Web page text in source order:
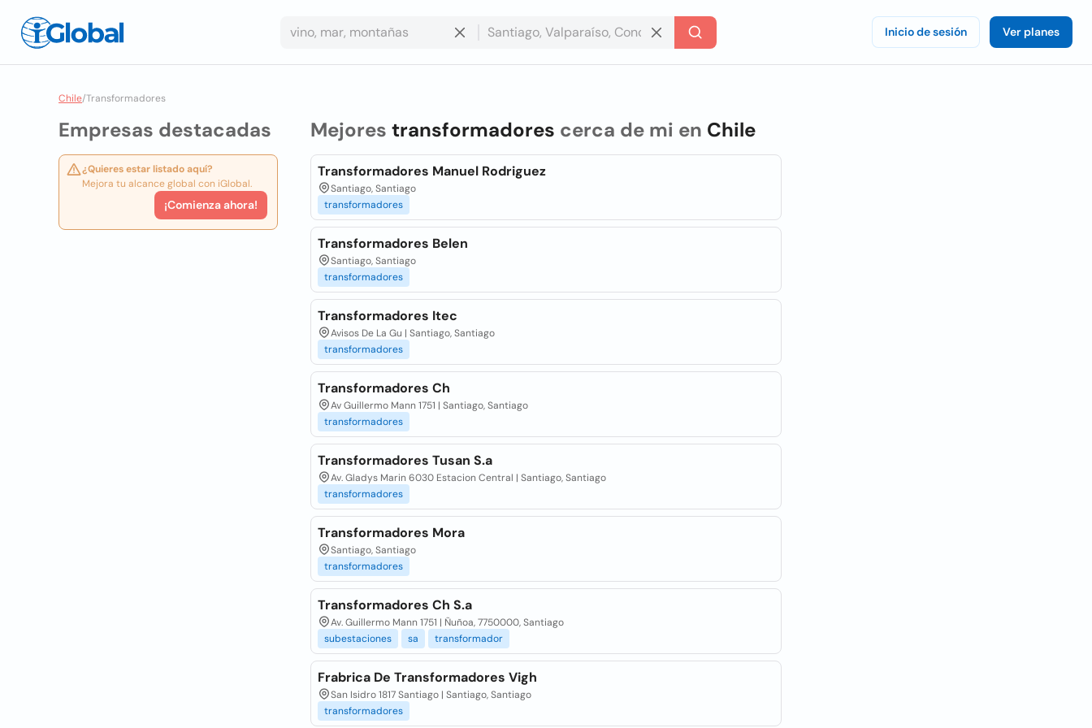
Inicio de sesión Ver planes
Chile/Transformadores
Empresas destacadas
¿Quieres estar listado aquí?
Mejora tu alcance global con iGlobal.
¡Comienza ahora!
Mejores transformadores cerca de mi en Chile
Transformadores Manuel Rodriguez
Santiago, Santiago
transformadores
Transformadores Belen
Santiago, Santiago
transformadores
Transformadores Itec
Avisos De La Gu | Santiago, Santiago
transformadores
Transformadores Ch
Av Guillermo Mann 1751 | Santiago, Santiago
transformadores
Transformadores Tusan S.a
Av. Gladys Marin 6030 Estacion Central | Santiago, Santiago
transformadores
Transformadores Mora
Santiago, Santiago
transformadores
Transformadores Ch S.a
Av. Guillermo Mann 1751 | Ñuñoa, 7750000, Santiago
subestaciones
sa transformador
Frabrica De Transformadores Vigh
San Isidro 1817 Santiago | Santiago, Santiago
transformadores